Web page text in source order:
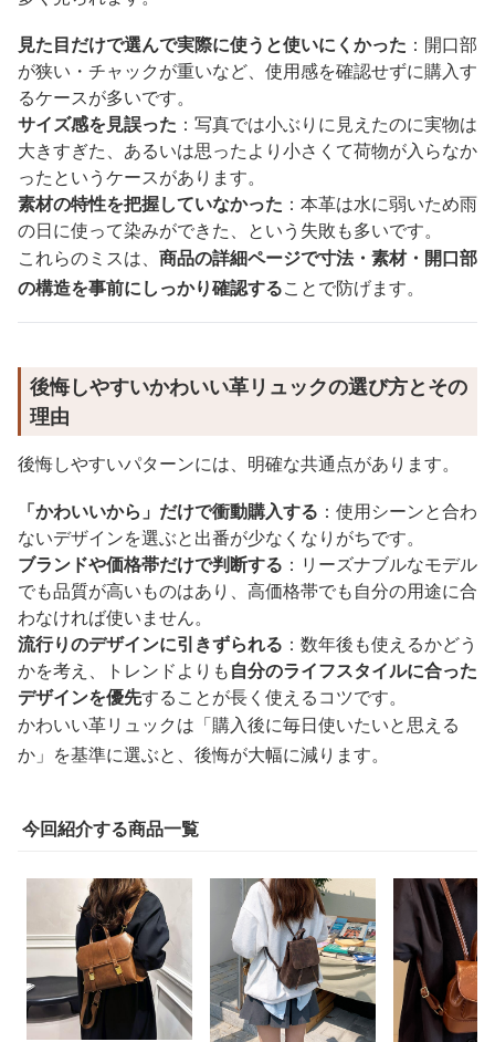
見た目だけで選んで実際に使うと使いにくかった ：開口部
が狭い・チャックが重いなど、使用感を確認せずに購入す
るケースが多いです。
サイズ感を見誤った ：写真では小ぶりに見えたのに実物は
大きすぎた、あるいは思ったより小さくて荷物が入らなか
ったというケースがあります。
素材の特性を把握していなかった ：本革は水に弱いため雨
の日に使って染みができた、という失敗も多いです。
これらのミスは、 商品の詳細ページで寸法・素材・開口部
の構造を事前にしっかり確認することで防げます。
後悔しやすいかわいい革リュックの選び方とその
理由
後悔しやすいパターンには、明確な共通点があります。
「かわいいから」だけで衝動購入する ：使用シーンと合わ
ないデザインを選ぶと出番が少なくなりがちです。
ブランドや価格帯だけで判断する ：リーズナブルなモデル
でも品質が高いものはあり、高価格帯でも自分の用途に合
わなければ使いません。
流行りのデザインに引きずられる ：数年後も使えるかどう
かを考え、トレンドよりも自分のライフスタイルに合った
デザインを優先することが長く使えるコツです。
かわいい革リュックは「購入後に毎日使いたいと思える
か」を基準に選ぶと、後悔が大幅に減ります。
今回紹介する商品一覧